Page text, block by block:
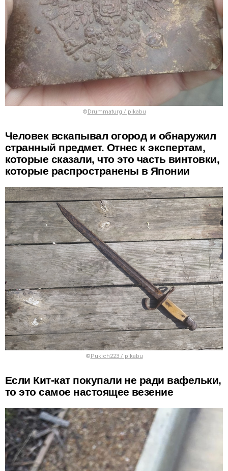
©Drummaturg / pikabu
Человек вскапывал огород и обнаружил
странный предмет. Отнес к экспертам,
которые сказали, что это часть винтовки,
которые распространены в Японии
©Pukich223 / pikabu
Если Кит-кат покупали не ради вафельки,
то это самое настоящее везение